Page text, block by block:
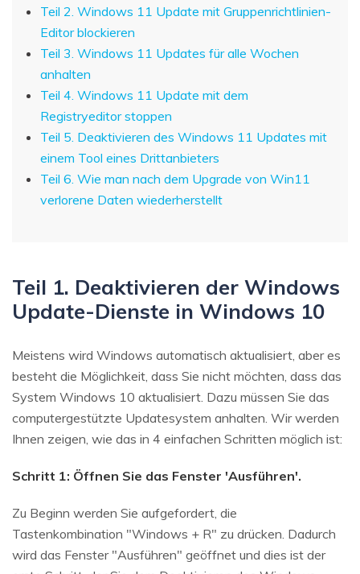
Teil 2. Windows 11 Update mit Gruppenrichtlinien-
Editor blockieren
Teil 3. Windows 11 Updates für alle Wochen
anhalten
Teil 4. Windows 11 Update mit dem
Registryeditor stoppen
Teil 5. Deaktivieren des Windows 11 Updates mit
einem Tool eines Drittanbieters
Teil 6. Wie man nach dem Upgrade von Win11
verlorene Daten wiederherstellt
Teil 1. Deaktivieren der Windows
Update-Dienste in Windows 10
Meistens wird Windows automatisch aktualisiert, aber es
besteht die Möglichkeit, dass Sie nicht möchten, dass das
System Windows 10 aktualisiert. Dazu müssen Sie das
computergestützte Updatesystem anhalten. Wir werden
Ihnen zeigen, wie das in 4 einfachen Schritten möglich ist:
Schritt 1: Öffnen Sie das Fenster 'Ausführen'.
Zu Beginn werden Sie aufgefordert, die
Tastenkombination "Windows + R" zu drücken. Dadurch
wird das Fenster "Ausführen" geöffnet und dies ist der